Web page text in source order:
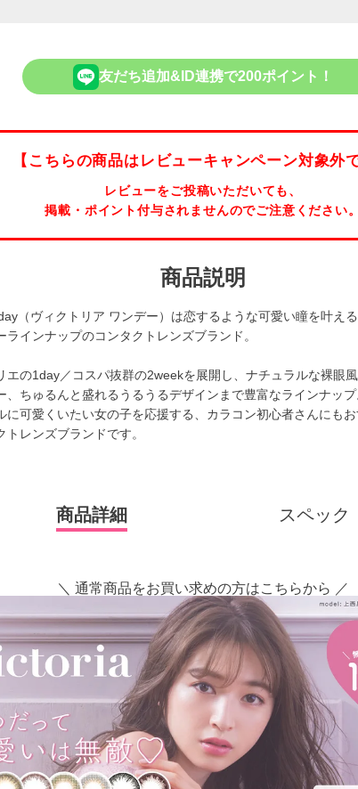
友だち追加&ID連携で200ポイント！
【こちらの商品はレビューキャンペーン対象外で
レビューをご投稿いただいても、
掲載・ポイント付与されませんのでご注意ください。
商品説明
（ヴィクトリア ワンデー）は恋するような可愛い瞳を叶え
ラインナップのコンタクトレンズブランド。
エの1day／コスパ抜群の2weekを展開し、ナチュラルな裸眼
、ちゅるんと盛れるうるうるデザインまで豊富なラインナップ
に可愛くいたい女の子を応援する、カラコン初心者さんにも
トレンズブランドです。
商品詳細 スペック
＼ 通常商品をお買い求めの方はこちらから ／